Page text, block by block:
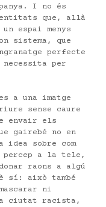
I no és
que, allà
espai menys
sistema, que
perfecte
per
a una imatge
sense caure
envair els
gairebé no en
idea sobre com
percep a la tele,
raons a algú
sí: això també
ni
ciutat racista,